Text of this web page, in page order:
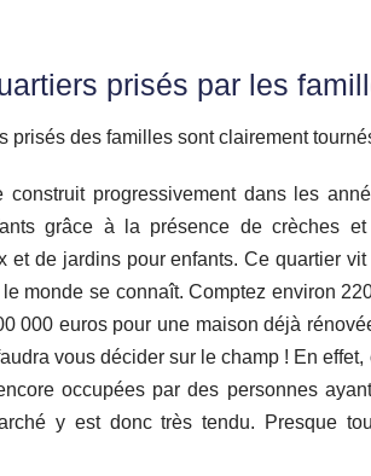
prisés par les
prisés des familles sont clairement
construit progressivement dans les
grâce à la présence de crèches et
et de jardins pour enfants. Ce quartier
monde se connaît. Comptez environ
000 euros pour une maison déjà
vous décider sur le champ ! En
occupées par des personnes
y est donc très tendu. Presque